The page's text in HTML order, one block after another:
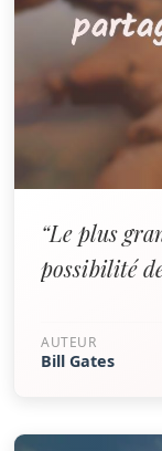
“Le plus
possibilité
AUTEUR
Bill Gates